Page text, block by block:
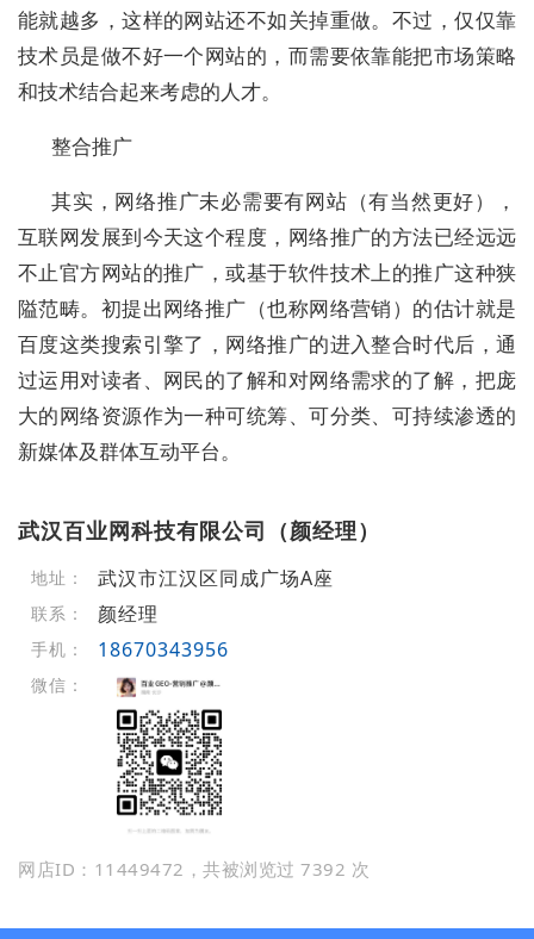
能就越多，这样的网站还不如关掉重做。不过，仅仅靠
技术员是做不好一个网站的，而需要依靠能把市场策略
和技术结合起来考虑的人才。
整合推广
其实，网络推广未必需要有网站（有当然更好），
互联网发展到今天这个程度，网络推广的方法已经远远
不止官方网站的推广，或基于软件技术上的推广这种狭
隘范畴。初提出网络推广（也称网络营销）的估计就是
百度这类搜索引擎了，网络推广的进入整合时代后，通
过运用对读者、网民的了解和对网络需求的了解，把庞
大的网络资源作为一种可统筹、可分类、可持续渗透的
新媒体及群体互动平台。
武汉百业网科技有限公司（颜经理）
地址： 武汉市江汉区同成广场A座
联系： 颜经理
手机： 18670343956
微信：
网店ID：11449472，共被浏览过 7392 次